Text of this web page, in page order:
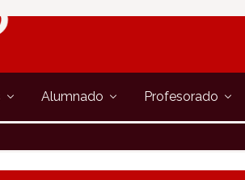
Alumnado Profesorado